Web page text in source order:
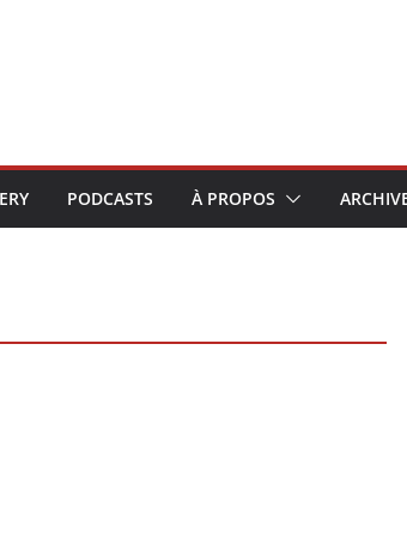
PODCASTS À PROPOS